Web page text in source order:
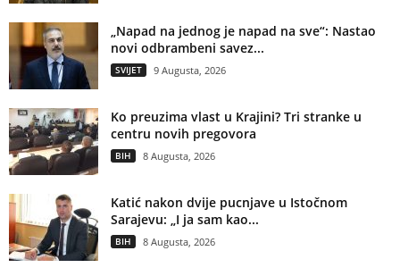
„Napad na jednog je napad na sve“: Nastao
novi odbrambeni savez...
SVIJET 9 Augusta, 2026
Ko preuzima vlast u Krajini? Tri stranke u
centru novih pregovora
BIH 8 Augusta, 2026
Katić nakon dvije pucnjave u Istočnom
Sarajevu: „I ja sam kao...
BIH 8 Augusta, 2026